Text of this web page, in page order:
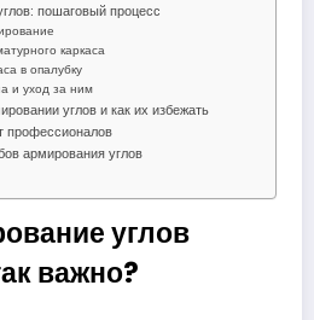
пошаговый процесс
каркаса
в опалубку
и уход за ним
углов и как их избежать
профессионалов
армирования углов
углов
важно?